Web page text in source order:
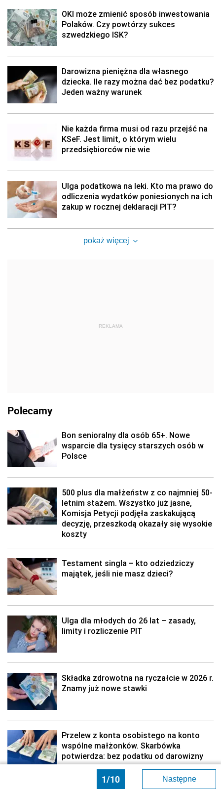
1/10 Następne
OKI może zmienić sposób inwestowania
Polaków. Czy powtórzy sukces
szwedzkiego ISK?
Darowizna pieniężna dla własnego
dziecka. Ile razy można dać bez podatku?
Jeden ważny warunek
Nie każda firma musi od razu przejść na
KSeF. Jest limit, o którym wielu
przedsiębiorców nie wie
Ulga podatkowa na leki. Kto ma prawo do
odliczenia wydatków poniesionych na ich
zakup w rocznej deklaracji PIT?
pokaż więcej
REKLAMA
Polecamy
Bon senioralny dla osób 65+. Nowe
wsparcie dla tysięcy starszych osób w
Polsce
500 plus dla małżeństw z co najmniej 50-
letnim stażem. Wszystko już jasne,
Komisja Petycji podjęła zaskakującą
decyzję, przeszkodą okazały się wysokie
koszty
Testament singla – kto odziedziczy
majątek, jeśli nie masz dzieci?
Ulga dla młodych do 26 lat – zasady,
limity i rozliczenie PIT
Składka zdrowotna na ryczałcie w 2026 r.
Znamy już nowe stawki
Przelew z konta osobistego na konto
wspólne małżonków. Skarbówka
potwierdza: bez podatku od darowizny